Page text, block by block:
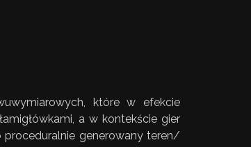
które w efekcie
a w kontekście gier
generowany teren/